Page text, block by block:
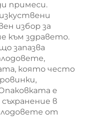
примеси.
избор за
към здравето.
запазва
която често
е
в
от